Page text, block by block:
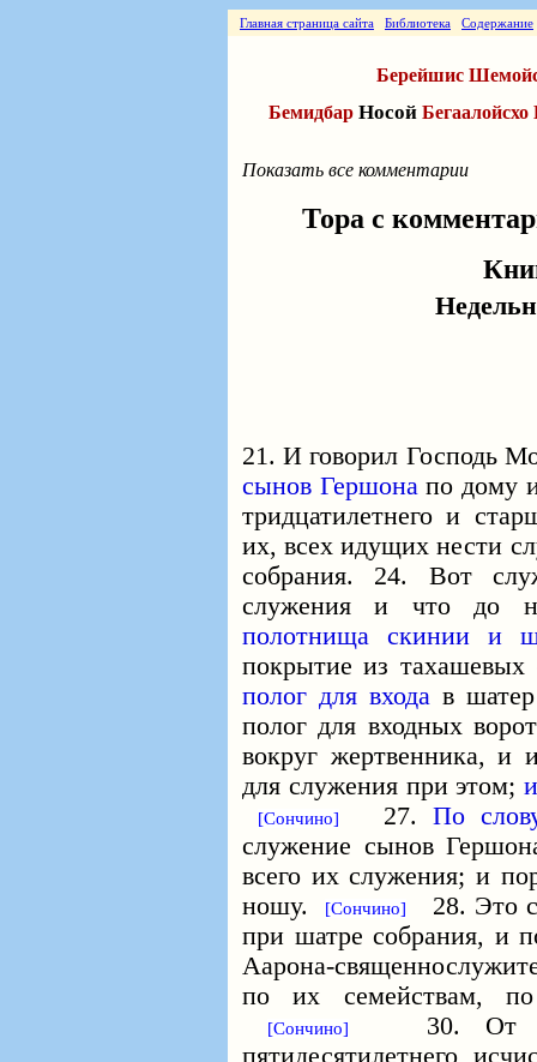
Главная страница сайта Библиотека Содержание
Берейшис
Бемидбар Носой Бегаалойсхо
Показать все комментарии
Тора с
21. И говорил Господь
сынов Гершона по дому
тридцатилетнего и
их, всех идущих нести
собрания. 24. Вот
служения и что до
полотнища скинии
и
покрытие из
полог для входа в
полог для входных
вокруг жертвенника,
для служения при этом;
[Сончино] 27. По
служение сынов
всего их служения; и
ношу.
[Сончино]
28. Это
при шатре собрания, и
Аарона-
по их семействам,
[Сончино]
30. От
пятидесятилетнего